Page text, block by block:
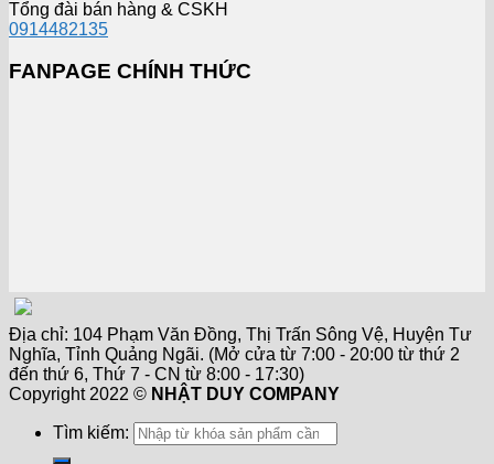
Tổng đài bán hàng & CSKH
0914482135
FANPAGE CHÍNH THỨC
Địa chỉ: 104 Phạm Văn Đồng, Thị Trấn Sông Vệ, Huyện Tư
Nghĩa, Tỉnh Quảng Ngãi. (Mở cửa từ 7:00 - 20:00 từ thứ 2
đến thứ 6, Thứ 7 - CN từ 8:00 - 17:30)
Copyright 2022 © NHẬT DUY COMPANY
Tìm kiếm: